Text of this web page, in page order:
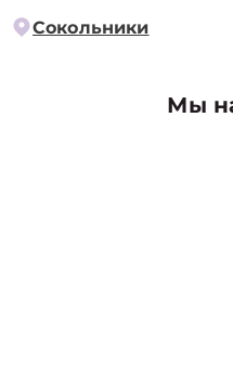
Сокольники
Мы